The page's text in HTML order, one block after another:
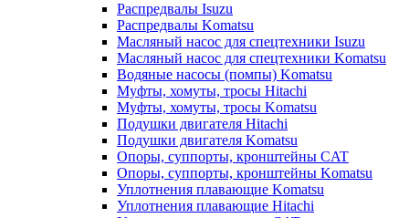
Распредвалы Isuzu
Распредвалы Komatsu
Масляный насос для спецтехники Isuzu
Масляный насос для спецтехники Komatsu
Водяные насосы (помпы) Komatsu
Муфты, хомуты, тросы Hitachi
Муфты, хомуты, тросы Komatsu
Подушки двигателя Hitachi
Подушки двигателя Komatsu
Опоры, суппорты, кронштейны CAT
Опоры, суппорты, кронштейны Komatsu
Уплотнения плавающие Komatsu
Уплотнения плавающие Hitachi